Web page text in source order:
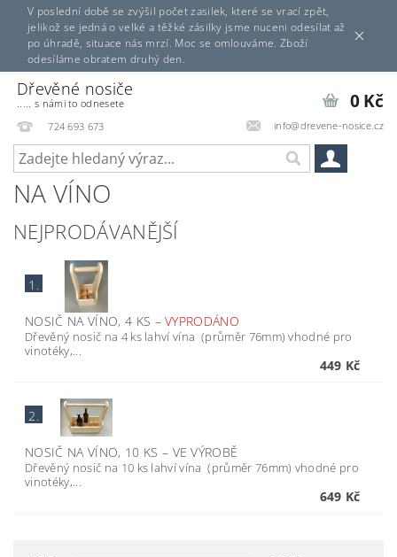
V poslední době se zvýšil počet zasilek, které se vrací zpět,
jelikož se jedná o velké a těžké zásilky jsme nuceni odesílat až
po úhradě, situace nás mrzí. Moc se omlouváme. Zboží
odesíláme obratem druhý den.
Dřevěné nosiče
..... s námi to odnesete
724 693 673
info@drevene-nosice.cz
0 Kč
NA VÍNO
NEJPRODÁVANĚJŠÍ
1.
NOSIČ NA VÍNO, 4 KS –VYPRODÁNO
Dřevěný nosič na 4 ks lahví vína (průměr 76mm) vhodné pro
vinotéky,...
449 Kč
2.
NOSIČ NA VÍNO, 10 KS – VE VÝROBĚ
Dřevěný nosič na 10 ks lahví vína (průměr 76mm) vhodné pro
vinotéky,...
649 Kč